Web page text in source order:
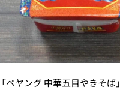
ペヤング 中華五目やきそば」